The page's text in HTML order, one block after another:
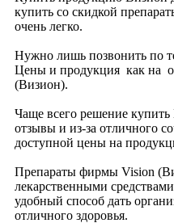
купить со скидкой
очень легко.
Нужно лишь позвонить по
Цены и продукция как на
(Визион).
Чаще всего решение
отзывы и из-за отличного
доступной цены на
Препараты фирмы Vision
лекарственными
удобный способ дать
отличного здоровья.